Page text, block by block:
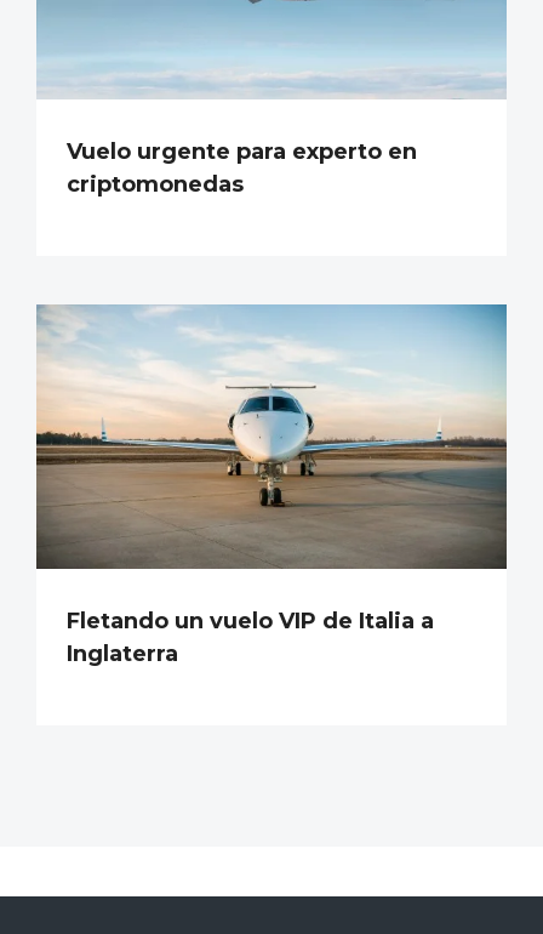
Vuelo urgente para experto en
criptomonedas
Fletando un vuelo VIP de Italia a
Inglaterra